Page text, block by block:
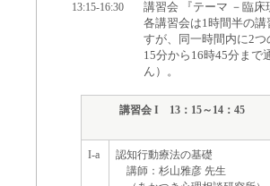
13:15-16:30
講習会 『テーマ －臨
各講習会は1時間半の
すが、同一時間内に2
15分から16時45分まで
ん）。
講習会 I 13：15～14：45
I-a
認知行動療法の基礎
講師：杉山雅彦 先生